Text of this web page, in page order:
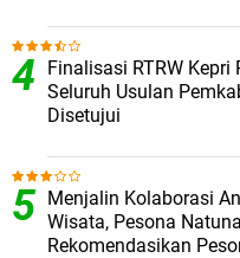
Finalisasi RTRW Kepri
Seluruh Usulan
Disetujui
Menjalin Kolaborasi
Wisata, Pesona
Rekomendasikan